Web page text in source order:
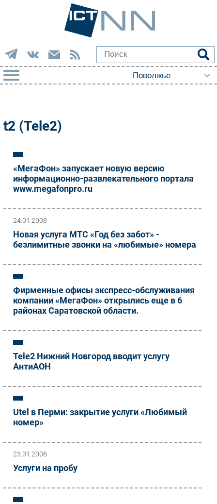
Импорто­замещение
Автоматизация Промышленности
Фиксированная связь
Интеграция
Маркетинг
Торговые сети
Оборудование
Регулирование
Финансы
Безопасность
Инновации
CIO/Управление ИТ
Здоровье
РАЗДЕЛЫ
Новости
Аналитика
Интервью
Проекты
t2 (Tele2)
«МегаФон» запускает новую версию
информационно-развлекательного портала
www.megafonpro.ru
24.01.2008
Новая услуга МТС «Год без забот» -
безлимитные звонки на «любимые» номера
Фирменные офисы экспресс-обслуживания
компании «МегаФон» открылись еще в 6
районах Саратовской области.
Tele2 Нижний Новгород вводит услугу
АнтиАОН
Utel в Перми: закрытие услуги «Любимый
номер»
23.01.2008
Услуги на пробу